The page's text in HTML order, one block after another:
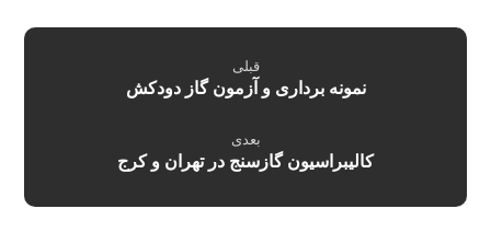
قبلی
نمونه برداری و آزمون گاز دودکش
بعدی
کالیبراسیون گازسنج در تهران و کرج